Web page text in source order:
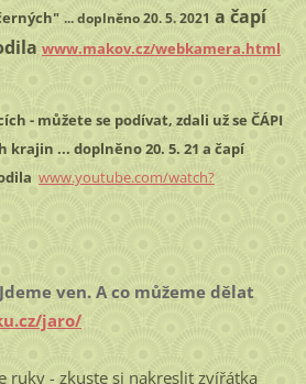
... doplněno 20. 5. 2021 a čapí
www.makov.cz/webkamera.html
- můžete se podívat, zdali už se ČÁPI
... doplněno 20. 5. 21 a čapí
www.youtube.com/watch?
Jdeme ven. A co můžeme dělat
jaro/
ruky - zkuste si nakreslit zvířátka